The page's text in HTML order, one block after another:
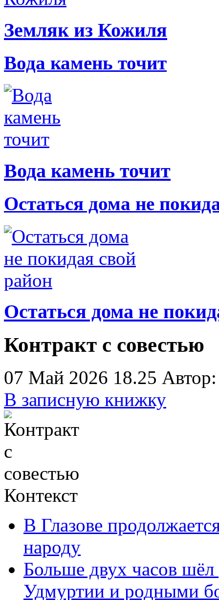
Земляк из Кожиля
Вода камень точит
Вода камень точит
Остаться дома не
Остаться дома не
Контракт с совестью
07 Май 2026 18.25
В записную книжку
Контекст
В Глазове
народу
Больше двух часов
Удмуртии и родными